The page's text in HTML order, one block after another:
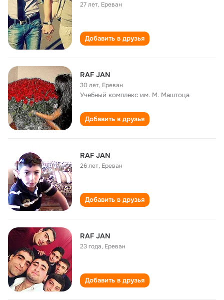
27 лет, Ереван
Добавить в друзья
RAF JAN
30 лет, Ереван
Учебный комплекс им. М. Маштоца
Добавить в друзья
RAF JAN
26 лет, Ереван
Добавить в друзья
RAF JAN
23 года, Ереван
Добавить в друзья